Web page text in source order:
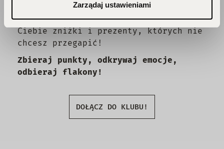
Zarządaj ustawieniami
Każde zakupy to krok w stronę Twojego
wymarzonego flakonu. Czekają na
Ciebie zniżki i prezenty, których nie
chcesz przegapić!
Zbieraj punkty, odkrywaj emocje,
odbieraj flakony!
DOŁĄCZ DO KLUBU!